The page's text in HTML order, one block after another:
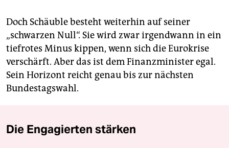
Doch Schäuble besteht weiterhin auf seiner
„schwarzen Null“. Sie wird zwar irgendwann in ein
tiefrotes Minus kippen, wenn sich die Eurokrise
verschärft. Aber das ist dem Finanzminister egal.
Sein Horizont reicht genau bis zur nächsten
Bundestagswahl.
Die Engagierten stärken